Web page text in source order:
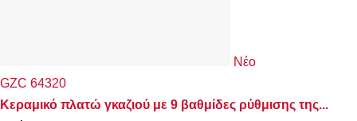
Νέο
GZC 64320
Κεραμικό πλατώ γκαζιού με 9 βαθμίδες ρύθμισης της...